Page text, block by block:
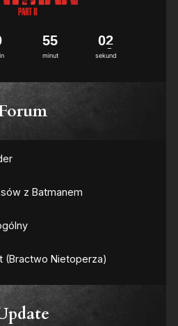
minut
55
sekund
02